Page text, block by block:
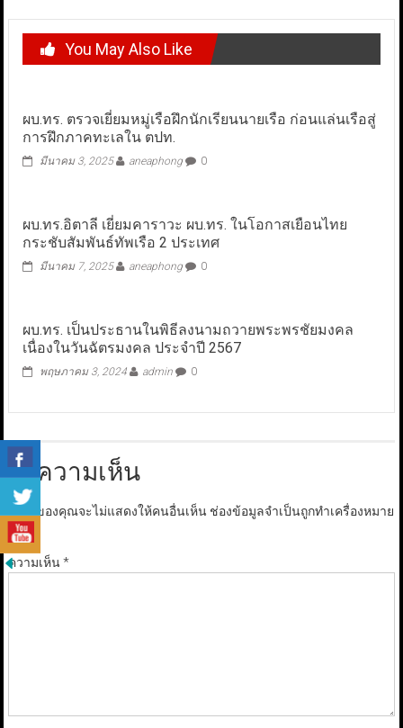
You May Also Like
ผบ.ทร. ตรวจเยี่ยมหมู่เรือฝึกนักเรียนนายเรือ ก่อนแล่นเรือสู่
การฝึกภาคทะเลใน ตปท.
มีนาคม 3, 2025 aneaphong 0
ผบ.ทร.อิตาลี เยี่ยมคาราวะ ผบ.ทร. ในโอกาสเยือนไทย
กระชับสัมพันธ์ทัพเรือ 2 ประเทศ
มีนาคม 7, 2025 aneaphong 0
ผบ.ทร. เป็นประธานในพิธีลงนามถวายพระพรชัยมงคล
เนื่องในวันฉัตรมงคล ประจำปี 2567
พฤษภาคม 3, 2024 admin 0
ใส่ความเห็น
อีเมลของคุณจะไม่แสดงให้คนอื่นเห็น ช่องข้อมูลจำเป็นถูกทำเครื่องหมาย
*
ความเห็น*